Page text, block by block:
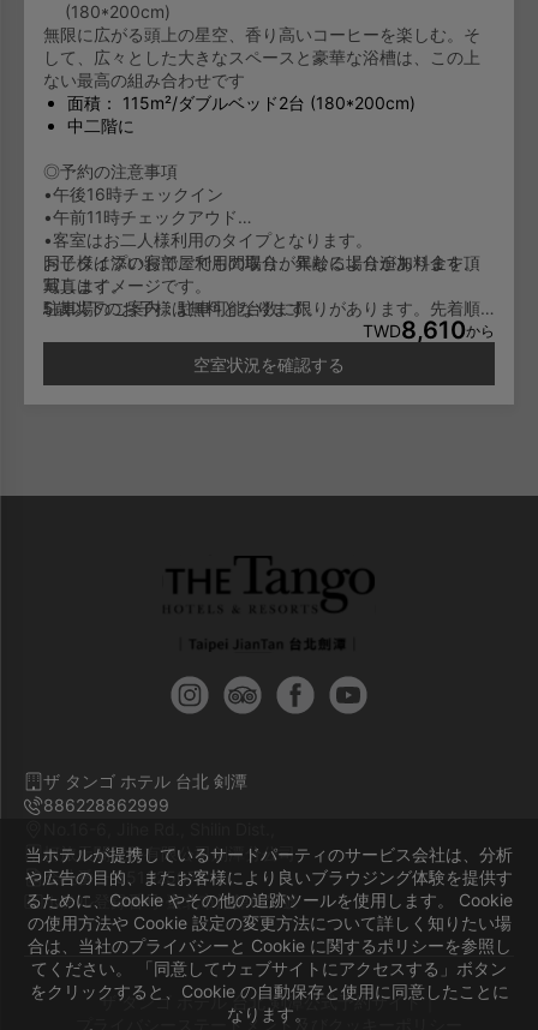
(180*200cm)
無限に広がる頭上の星空、香り高いコーヒーを楽しむ。そ
して、広々とした大きなスペースと豪華な浴槽は、この上
ない最高の組み合わせです
面積： 115m²/ダブルベッド2台 (180*200cm)
中二階に
◎予約の注意事項
•午後16時チェックイン
•午前11時チェックアウド
•客室はお二人様利用のタイプとなります。
お子様は添い寝でご利用の場合、年齢により追加料金を頂
戴します。
5歳以下のお子様は無料となります。
6-11歳のお子様は一泊NT600/人となります。
12歳以上のお子様は大人料金と同じに一泊NT1,000/人とな
同じタイプのお部屋でも間取りが異なる場合があります。
写真はイメージです。
駐車場のご案内：駐車可能台数に限りがあります。先着順
TWD8,610から
空室状況を確認する
当ホテルが提携しているサードパーティのサービス会社は、分析
や広告の目的、またお客様により良いブラウジング体験を提供す
るために、Cookie やその他の追跡ツールを使用します。 Cookie
の使用方法や Cookie 設定の変更方法について詳しく知りたい場
合は、当社のプライバシーと Cookie に関するポリシーを参照し
てください。 「同意してウェブサイトにアクセスする」ボタン
をクリックすると、Cookie の自動保存と使用に同意したことに
なります。
ザ タンゴ ホテル 台北 剣潭
886228862999
柯旅天閣股份有限公司劍潭分公司
会社番号 55162507
ホテル登録番号 臺北市旅館676號
ザ タンゴ ホテル 台北 剣潭公式予約サイト｜
プライバシーステートメント及びクッキーポリシー